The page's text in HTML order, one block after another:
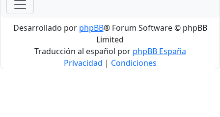
Desarrollado por phpBB® Forum Software © phpBB
Limited
Traducción al español por phpBB España
Privacidad | Condiciones